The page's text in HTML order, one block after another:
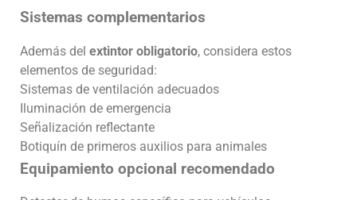
Sistemas complementarios
Además del extintor obligatorio, considera estos
elementos de seguridad:
Sistemas de ventilación adecuados
Iluminación de emergencia
Señalización reflectante
Botiquín de primeros auxilios para animales
Equipamiento opcional recomendado